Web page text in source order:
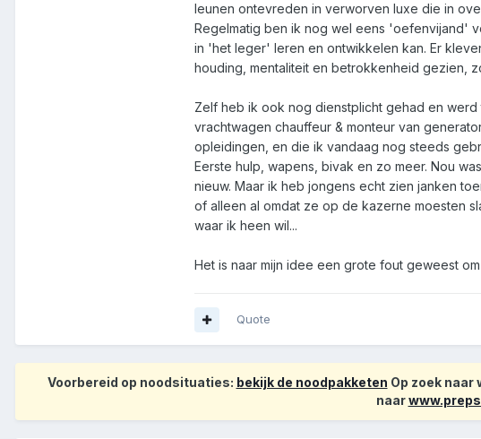
leunen ontevreden in verworven luxe die in
Regelmatig ben ik nog wel eens 'oefenvijand'
in 'het leger' leren en ontwikkelen kan. Er
houding, mentaliteit en betrokkenheid gezien,
Zelf heb ik ook nog dienstplicht gehad en
vrachtwagen chauffeur & monteur van
opleidingen, en die ik vandaag nog steeds
Eerste hulp, wapens, bivak en zo meer. Nou
nieuw. Maar ik heb jongens echt zien janken
of alleen al omdat ze op de kazerne moesten
waar ik heen wil...
Het is naar mijn idee een grote fout geweest
Quote
Voorbereid op noodsituaties: bekijk de noodpakketen Op zoek
naar